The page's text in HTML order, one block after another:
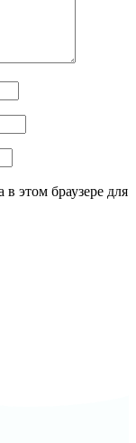
этом браузере для